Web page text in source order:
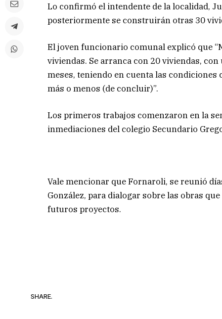
Lo confirmó el intendente de la localidad,
posteriormente se construirán otras 30
El joven funcionario comunal explicó que
viviendas. Se arranca con 20 viviendas,
meses, teniendo en cuenta las
más o menos (de concluir)”.
Los primeros trabajos comenzaron en la
inmediaciones del colegio Secundario
Vale mencionar que Fornaroli, se reunió
González, para dialogar sobre las obras
futuros proyectos.
SHARE.